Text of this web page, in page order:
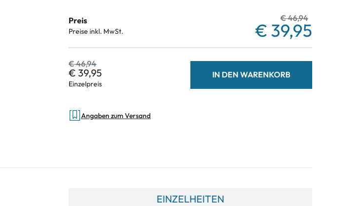
Preis
Preise inkl. MwSt.
€ 46,94
€ 39,95
€ 46,94
€ 39,95
Einzelpreis
IN DEN WARENKORB
Angaben zum Versand
EINZELHEITEN